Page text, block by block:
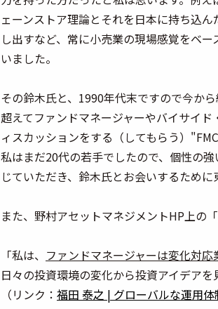
ェーンストア理論とそれを日本に持ち込
し出すなど、常に小売業の現場感覚をベ
いました。
その鈴木氏と、1990年代末ですので今か
超えてファンドマネージャーやバイサイ
ィスカッションをする（してもらう）
私はまだ20代の若手でしたので、個性の
じていただき、鈴木氏とお会いするため
また、野村アセットマネジメントHP上の
「私は、 ファンドマネージャーは変化対応
日々の投資環境の変化から投資アイデア
（リンク： 福田 泰之 | グローバルな運用